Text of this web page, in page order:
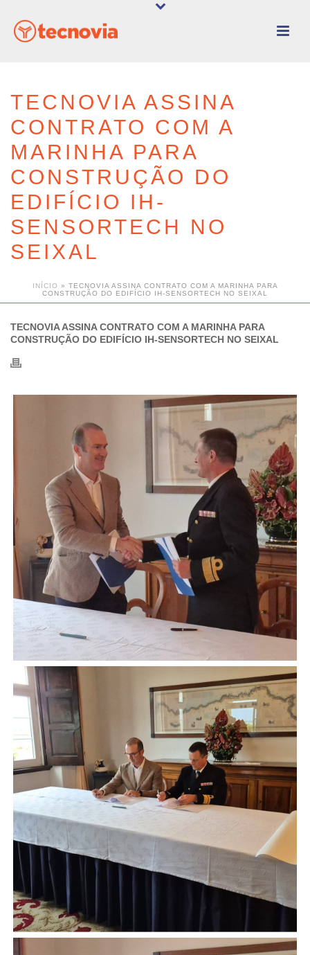
TECNOVIA ASSINA
CONTRATO COM A
MARINHA PARA
CONSTRUÇÃO DO
EDIFÍCIO IH-
SENSORTECH NO
SEIXAL
INÍCIO » TECNOVIA ASSINA CONTRATO COM A MARINHA PARA
CONSTRUÇÃO DO EDIFÍCIO IH-SENSORTECH NO SEIXAL
TECNOVIA ASSINA CONTRATO COM A MARINHA PARA
CONSTRUÇÃO DO EDIFÍCIO IH-SENSORTECH NO SEIXAL